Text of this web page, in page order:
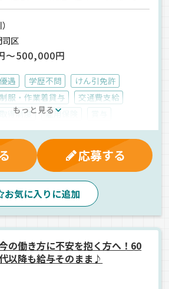
司区
～500,000円
遇 学歴不問
けん引免許
制服・作業着貸与
交通費支給
取得制度 雇用保険
家族手当
労災保険
夕方
朝
1人1台専用車
中距離
拠点多数 地場
建材
もっと見る
応募する
お気に入りに追加
の働き方に不安を抱く方へ！60
以降も給与そのまま♪